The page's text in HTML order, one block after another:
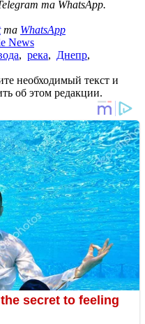
та WhatsApp.
та WhatsApp
News
, река, Днепр,
необходимый текст и
об этом редакции.